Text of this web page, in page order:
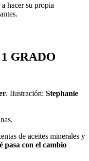
hacer su propia
GRADO
. Ilustración: Stephanie
de aceites minerales y
pasa con el cambio